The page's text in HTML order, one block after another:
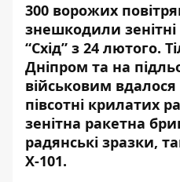
300 ворожих
знешкодили зенітні
“Схід” з 24 лютого. Т
Дніпром та на
військовим
півсотні крилатих
зенітна ракетна
радянські зразки,
Х-101.